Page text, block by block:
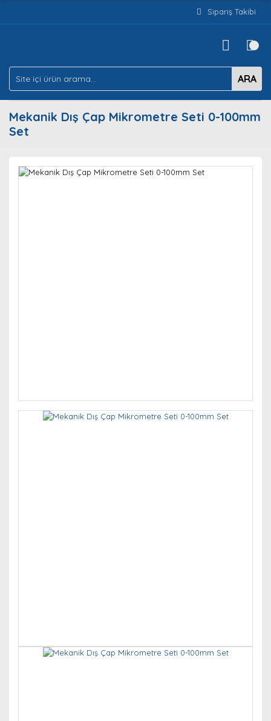
Sipariş Takibi
ARA
Mekanik Dış Çap Mikrometre Seti 0-100mm
Set